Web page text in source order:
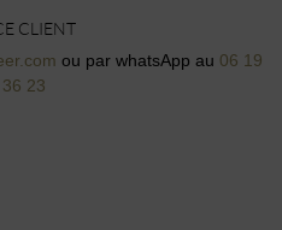
CLIENT
ou par whatsApp au 06 19
23